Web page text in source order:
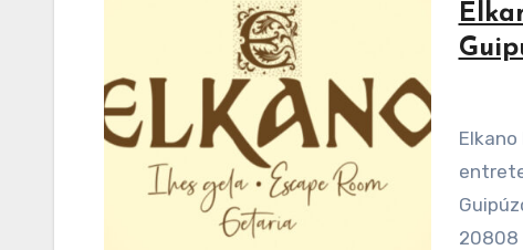
Elkano Escape Room es un negocio de
20808